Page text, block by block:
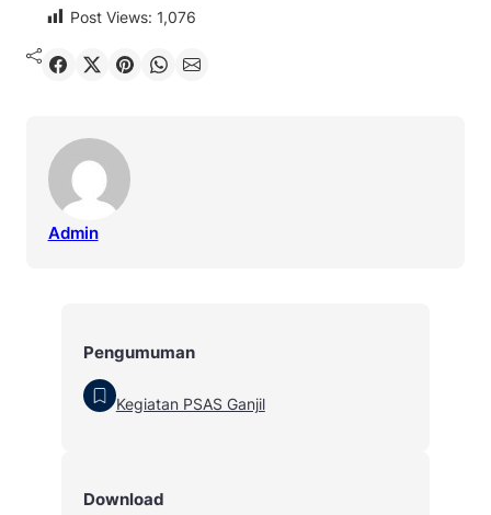
Post Views: 1,076
Shared Share on X Pin It Send on WhatsApp Send on Email
Admin
Pengumuman
Kegiatan PSAS Ganjil
Download